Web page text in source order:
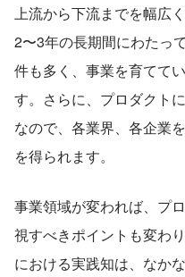
上流から下流までを幅広
2〜3年の長期間にわたっ
件も多く、事業を育てて
す。さらに、プロダクト
なので、各業界、各企業
を得られます。
事業領域が変われば、プ
視すべきポイントも変わ
における実践知は、なか